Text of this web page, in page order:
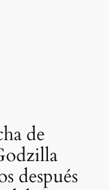
de
después